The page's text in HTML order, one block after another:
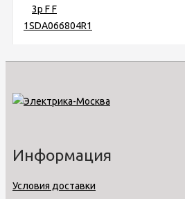
Информация
Условия доставки